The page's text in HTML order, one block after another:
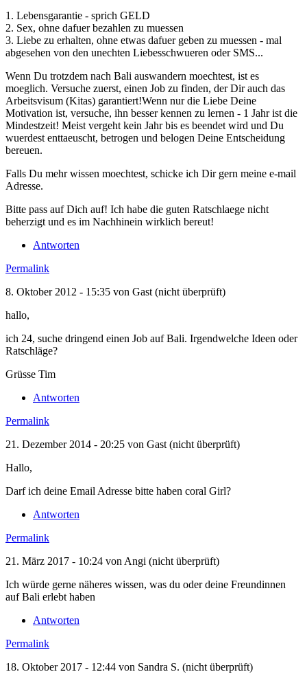
1. Lebensgarantie - sprich GELD
2. Sex, ohne dafuer bezahlen zu muessen
3. Liebe zu erhalten, ohne etwas dafuer geben zu muessen - mal
abgesehen von den unechten Liebesschwueren oder SMS...
Wenn Du trotzdem nach Bali auswandern moechtest, ist es
moeglich. Versuche zuerst, einen Job zu finden, der Dir auch das
Arbeitsvisum (Kitas) garantiert!Wenn nur die Liebe Deine
Motivation ist, versuche, ihn besser kennen zu lernen - 1 Jahr ist die
Mindestzeit! Meist vergeht kein Jahr bis es beendet wird und Du
wuerdest enttaeuscht, betrogen und belogen Deine Entscheidung
bereuen.
Falls Du mehr wissen moechtest, schicke ich Dir gern meine e-mail
Adresse.
Bitte pass auf Dich auf! Ich habe die guten Ratschlaege nicht
beherzigt und es im Nachhinein wirklich bereut!
Antworten
Permalink
8. Oktober 2012 - 15:35 von Gast (nicht überprüft)
hallo,
ich 24, suche dringend einen Job auf Bali. Irgendwelche Ideen oder
Ratschläge?
Grüsse Tim
Antworten
Permalink
21. Dezember 2014 - 20:25 von Gast (nicht überprüft)
Hallo,
Darf ich deine Email Adresse bitte haben coral Girl?
Antworten
Permalink
21. März 2017 - 10:24 von Angi (nicht überprüft)
Ich würde gerne näheres wissen, was du oder deine Freundinnen
auf Bali erlebt haben
Antworten
Permalink
18. Oktober 2017 - 12:44 von Sandra S. (nicht überprüft)